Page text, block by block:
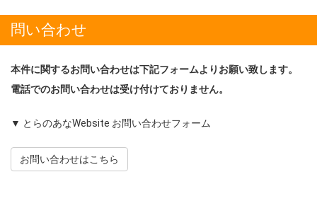
問い合わせ
本件に関するお問い合わせは下記フォームよりお願い致します。
電話でのお問い合わせは受け付けておりません。
▼ とらのあなWebsite お問い合わせフォーム
お問い合わせはこちら